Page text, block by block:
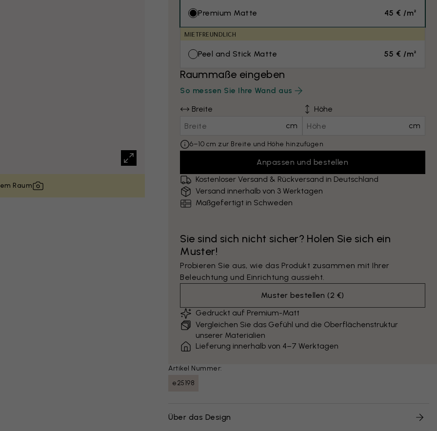
Raum
Premium Matte 45 € /m²
MIETFREUNDLICH
Peel and Stick Matte 55 € /m²
Raummaße eingeben
So messen Sie Ihre Wand aus
Breite
cm
Höhe
cm
6–10 cm zur Breite und Höhe hinzufügen
Anpassen und bestellen
Kostenloser Versand & Rückversand in Deutschland
Versand innerhalb von 3 Werktagen
Maßgefertigt in Schweden
Sie sind sich nicht sicher? Holen Sie sich ein
Muster!
Probieren Sie aus, wie das Produkt zusammen mit Ihrer
Beleuchtung und Einrichtung aussieht.
Muster bestellen (2 €)
Gedruckt auf Premium-Matt
Vergleichen Sie das Gefühl und die Oberflächenstruktur
unserer Materialien
Lieferung innerhalb von 4–7 Werktagen
Artikel Nummer:
e25198
Über das Design